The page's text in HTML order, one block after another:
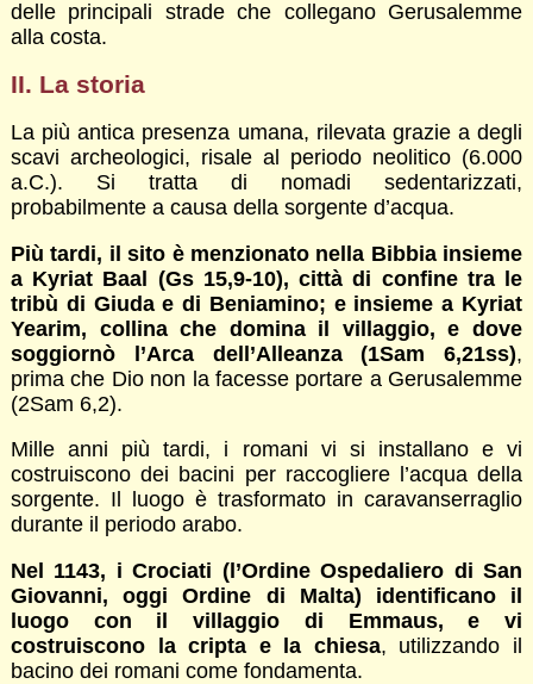
delle principali strade che collegano Gerusalemme
alla costa.
II. La storia
La più antica presenza umana, rilevata grazie a degli
scavi archeologici, risale al periodo neolitico (6.000
a.C.). Si tratta di nomadi sedentarizzati,
probabilmente a causa della sorgente d’acqua.
Più tardi, il sito è menzionato nella Bibbia insieme
a Kyriat Baal (Gs 15,9-10), città di confine tra le
tribù di Giuda e di Beniamino; e insieme a Kyriat
Yearim, collina che domina il villaggio, e dove
soggiornò l’Arca dell’Alleanza (1Sam 6,21ss),
prima che Dio non la facesse portare a Gerusalemme
(2Sam 6,2).
Mille anni più tardi, i romani vi si installano e vi
costruiscono dei bacini per raccogliere l’acqua della
sorgente. Il luogo è trasformato in caravanserraglio
durante il periodo arabo.
Nel 1143, i Crociati (l’Ordine Ospedaliero di San
Giovanni, oggi Ordine di Malta) identificano il
luogo con il villaggio di Emmaus, e vi
costruiscono la cripta e la chiesa, utilizzando il
bacino dei romani come fondamenta.